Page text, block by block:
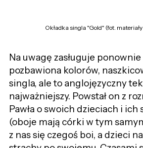
Okładka singla "Gold" (fot.
Na uwagę zasługuje
pozbawiona kolorów,
singla, ale to anglojęzyczny
najważniejszy. Powstał on z
Pawła o swoich dzieciach i ich
(oboje mają córki w tym
z nas się czegoś boi, a dzieci